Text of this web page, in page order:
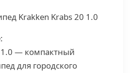
Krakken Krabs 20 1.0
1.0 — компактный
для городского